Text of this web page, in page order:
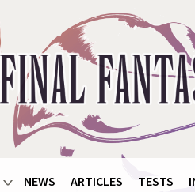
NEWS ARTICLES TESTS